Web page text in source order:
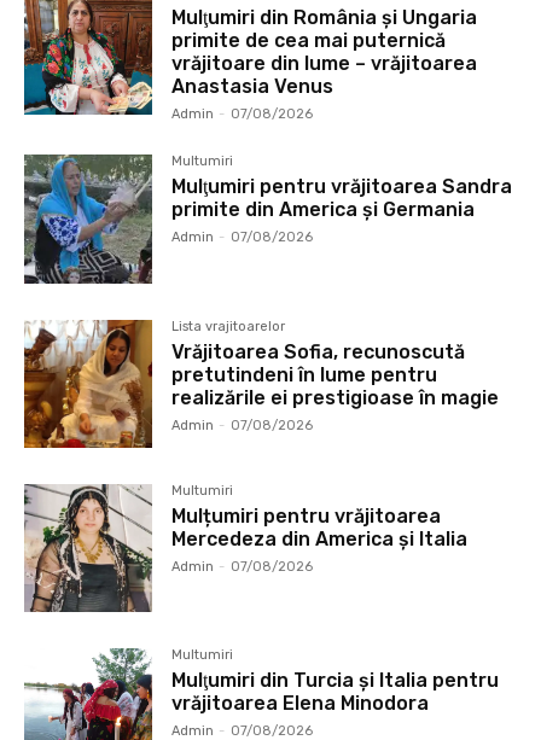
Mulţumiri din România și Ungaria
primite de cea mai puternică
vrăjitoare din lume – vrăjitoarea
Anastasia Venus
Admin - 07/08/2026
Multumiri
Mulţumiri pentru vrăjitoarea Sandra
primite din America și Germania
Admin - 07/08/2026
Lista vrajitoarelor
Vrăjitoarea Sofia, recunoscută
pretutindeni în lume pentru
realizările ei prestigioase în magie
Admin - 07/08/2026
Multumiri
Mulțumiri pentru vrăjitoarea
Mercedeza din America și Italia
Admin - 07/08/2026
Multumiri
Mulţumiri din Turcia și Italia pentru
vrăjitoarea Elena Minodora
Admin - 07/08/2026